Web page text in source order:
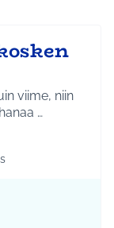
viime, niin
…
Hyvinvointi ja